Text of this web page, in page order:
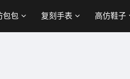
包包 复刻手表 高仿鞋子